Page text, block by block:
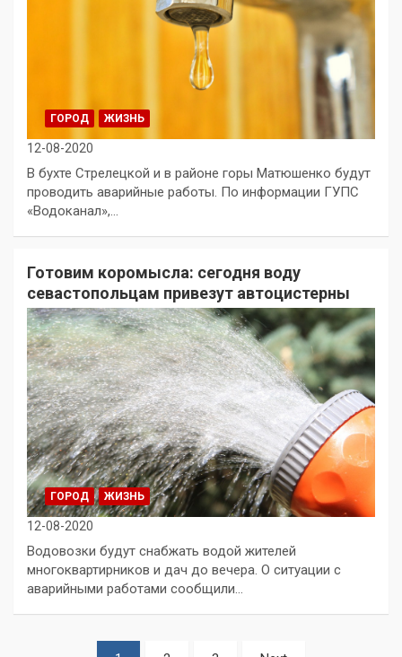
ГОРОД ЖИЗНЬ
12-08-2020
В бухте Стрелецкой и в районе горы Матюшенко будут
проводить аварийные работы. По информации ГУПС
«Водоканал»,…
Готовим коромысла: сегодня воду
севастопольцам привезут автоцистерны
ГОРОД ЖИЗНЬ
12-08-2020
Водовозки будут снабжать водой жителей
многоквартирников и дач до вечера. О ситуации с
аварийными работами сообщили…